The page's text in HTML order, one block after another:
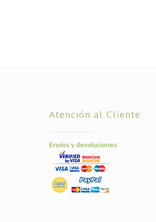
Atención al Cliente
Envíos y devoluciones